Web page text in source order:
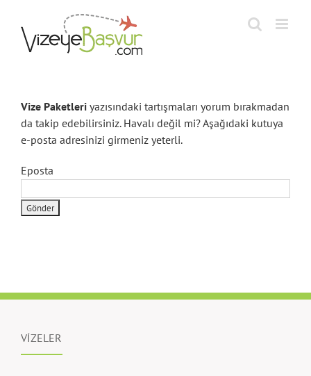
content
Vize Paketleri yazısındaki tartışmaları yorum bırakmadan
da takip edebilirsiniz. Havalı değil mi? Aşağıdaki kutuya
e-posta adresinizi girmeniz yeterli.
Eposta
VİZELER